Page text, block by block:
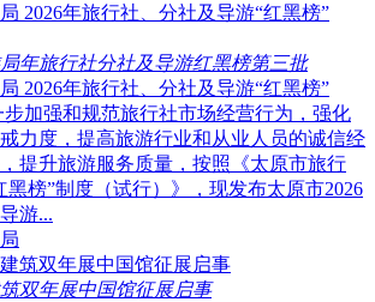
2026年旅行社、分社及导游“红黑榜”
年旅行社分社及导游红黑榜第三批
2026年旅行社、分社及导游“红黑榜”
步加强和规范旅行社市场经营行为，强化
力度，提高旅游行业和从业人员的诚信经
提升旅游服务质量，按照《太原市旅行
黑榜”制度（试行）》，现发布太原市2026
游...
筑双年展中国馆征展启事
双年展中国馆征展启事